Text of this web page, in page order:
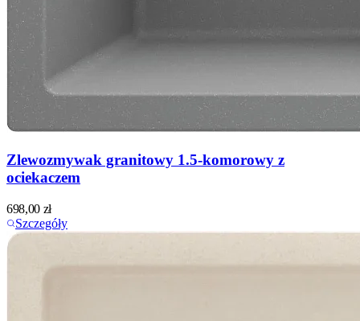
Zlewozmywak granitowy 1.5-komorowy z
ociekaczem
698,00 zł
Szczegóły